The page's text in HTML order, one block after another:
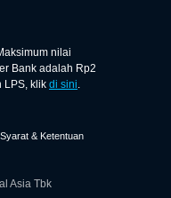
nilai
Bank adalah Rp2
LPS, klik di sini.
Syarat & Ketentuan
Asia Tbk